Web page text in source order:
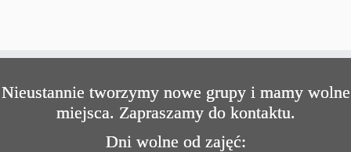
Nieustannie tworzymy nowe grupy i mamy wolne
miejsca. Zapraszamy do kontaktu.
Dni wolne od zajęć: